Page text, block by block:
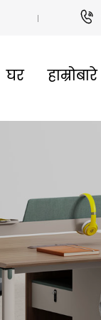

घर हाम्रोबारे